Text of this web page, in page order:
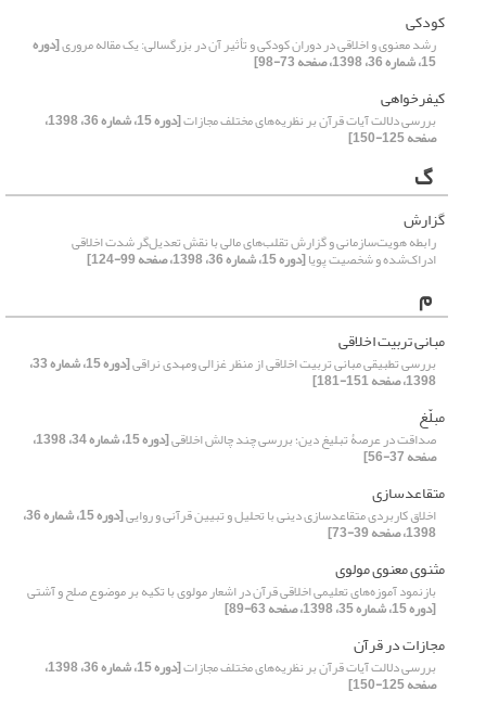
کودکی
رشد معنوی و اخلاقی در دوران کودکی و تأثیر آن در بزرگسالی: یک مقاله مروری[دوره
15، شماره 36، 1398، صفحه 73-98]
کیفرخواهی
بررسی دلالت آیات قرآن بر نظریه‌های مختلف مجازات [دوره 15، شماره 36، 1398،
صفحه 125-150]
گ
گزارش
رابطه هویت‌سازمانی و گزارش تقلب‌های مالی با نقش تعدیل‌گر شدت اخلاقی
ادراک‌شده و شخصیت پویا[دوره 15، شماره 36، 1398، صفحه 99-124]
م
مبانی تربیت اخلاقی
بررسی تطبیقی مبانی تربیت اخلاقی از منظر غزالی ومهدی نراقی [دوره 15، شماره 33،
1398، صفحه 151-181]
مبلّغ
صداقت در عرصۀ تبلیغ دین؛ بررسی چند چالش اخلاقی [دوره 15، شماره 34، 1398،
صفحه 37-56]
متقاعدسازی
اخلاق کاربردی متقاعدسازی دینی با تحلیل و تبیین قرآنی و روایی [دوره 15، شماره 36،
1398، صفحه 39-73]
مثنوی معنوی مولوی
بازنمود آموزه‌های تعلیمی اخلاقی قرآن در اشعار مولوی با تکیه ‌بر موضوع صلح و آشتی
[دوره 15، شماره 35، 1398، صفحه 63-89]
مجازات در قرآن
بررسی دلالت آیات قرآن بر نظریه‌های مختلف مجازات [دوره 15، شماره 36، 1398،
صفحه 125-150]